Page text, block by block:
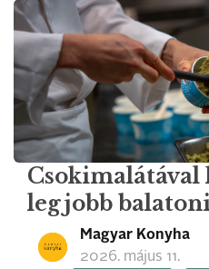
Csokimalátával
legjobb
Magyar Konyha
2026. május 11.